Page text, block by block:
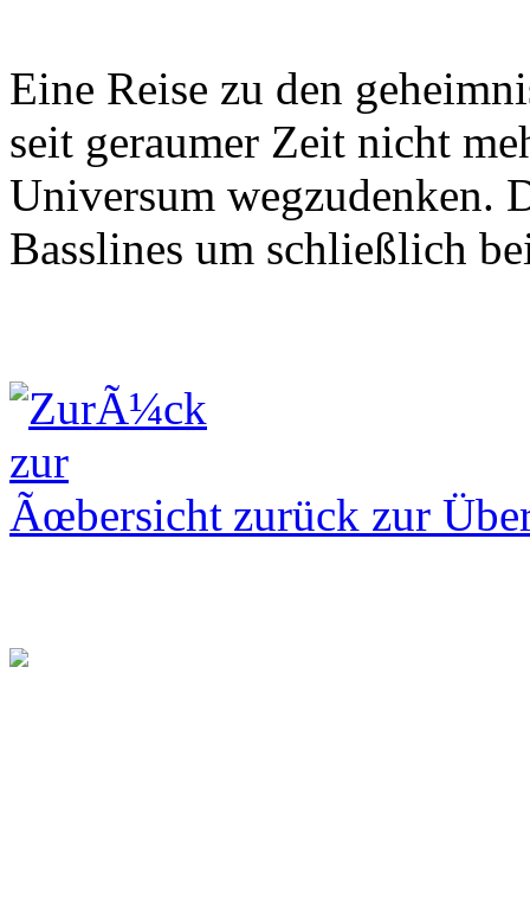
Eine Reise zu den
seit geraumer Zeit nicht
Universum wegzudenken.
Basslines um schließlich
zurück zur